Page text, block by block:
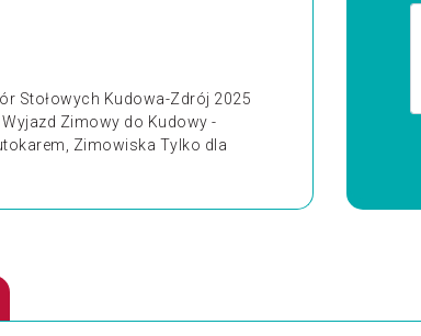
Stołowych Kudowa-Zdrój 2025
Zimowy do Kudowy -
Zimowiska Tylko dla